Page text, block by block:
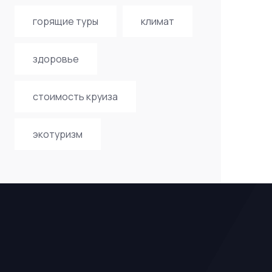
горящие туры климат
здоровье
стоимость круиза
экотуризм